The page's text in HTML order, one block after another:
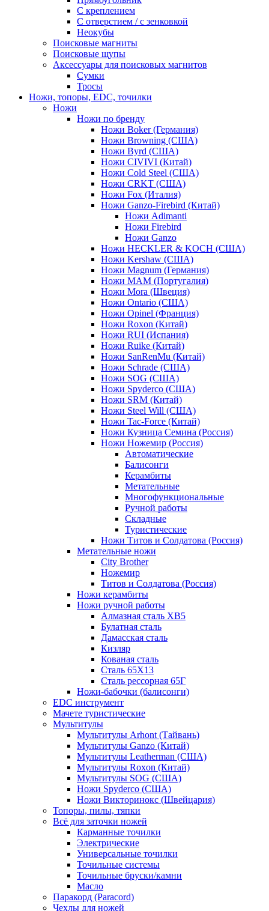
С креплением
С отверстием / с зенковкой
Неокубы
Поисковые магниты
Поисковые щупы
Аксессуары для поисковых магнитов
Сумки
Тросы
Ножи, топоры, EDC, точилки
Ножи
Ножи по бренду
Ножи Boker (Германия)
Ножи Browning (США)
Ножи Byrd (США)
Ножи CIVIVI (Китай)
Ножи Cold Steel (США)
Ножи CRKT (США)
Ножи Fox (Италия)
Ножи Ganzo-Firebird (Китай)
Ножи Adimanti
Ножи Firebird
Ножи Ganzo
Ножи HECKLER & KOCH (США)
Ножи Kershaw (США)
Ножи Magnum (Германия)
Ножи MAM (Португалия)
Ножи Mora (Швеция)
Ножи Ontario (США)
Ножи Opinel (Франция)
Ножи Roxon (Китай)
Ножи RUI (Испания)
Ножи Ruike (Китай)
Ножи SanRenMu (Китай)
Ножи Schrade (США)
Ножи SOG (США)
Ножи Spyderco (США)
Ножи SRM (Китай)
Ножи Steel Will (США)
Ножи Tac-Force (Китай)
Ножи Кузница Семина (Россия)
Ножи Ножемир (Россия)
Автоматические
Балисонги
Керамбиты
Метательные
Многофункциональные
Ручной работы
Складные
Туристические
Ножи Титов и Солдатова (Россия)
Метательные ножи
City Brother
Ножемир
Титов и Солдатова (Россия)
Ножи керамбиты
Ножи ручной работы
Алмазная сталь ХВ5
Булатная сталь
Дамасская сталь
Кизляр
Кованая сталь
Сталь 65Х13
Сталь рессорная 65Г
Ножи-бабочки (балисонги)
EDC инструмент
Мачете туристические
Мультитулы
Мультитулы Arhont (Тайвань)
Мультитулы Ganzo (Китай)
Мультитулы Leatherman (США)
Мультитулы Roxon (Китай)
Мультитулы SOG (США)
Ножи Spyderco (США)
Ножи Викторинокс (Швейцария)
Топоры, пилы, тяпки
Всё для заточки ножей
Карманные точилки
Электрические
Универсальные точилки
Точильные системы
Точильные бруски/камни
Масло
Паракорд (Paracord)
Чехлы для ножей